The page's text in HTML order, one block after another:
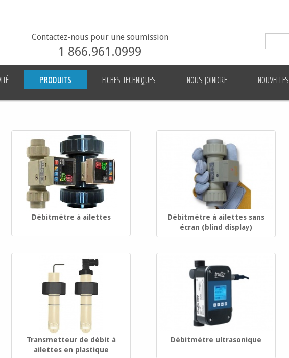
Contactez-nous pour une soumission
1 866.961.0999
PRODUITS FICHES TECHNIQUES NOUS JOINDRE NOUVELLES
Débitmètre à ailettes
Débitmètre à ailettes sans
écran (blind display)
Transmetteur de débit à
ailettes en plastique
Débitmètre ultrasonique